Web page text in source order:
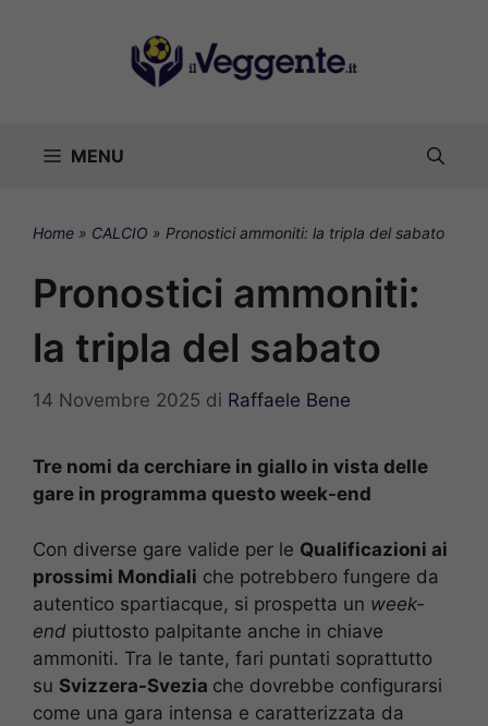
MENU
Home » CALCIO » Pronostici ammoniti: la tripla del sabato
Pronostici ammoniti:
la tripla del sabato
14 Novembre 2025 di Raffaele Bene
Tre nomi da cerchiare in giallo in vista delle
gare in programma questo week-end
Con diverse gare valide per le Qualificazioni ai
prossimi Mondiali che potrebbero fungere da
autentico spartiacque, si prospetta un week-
end piuttosto palpitante anche in chiave
ammoniti. Tra le tante, fari puntati soprattutto
su Svizzera-Svezia che dovrebbe configurarsi
come una gara intensa e caratterizzata da